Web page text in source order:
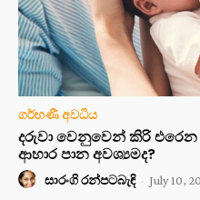
ගර්භණී අවධිය
දරුවා වෙනුවෙන් කිරි
ආහාර පාන අවශ්‍යමද?
සාරංගි රන්පටබැඳි - July 10,